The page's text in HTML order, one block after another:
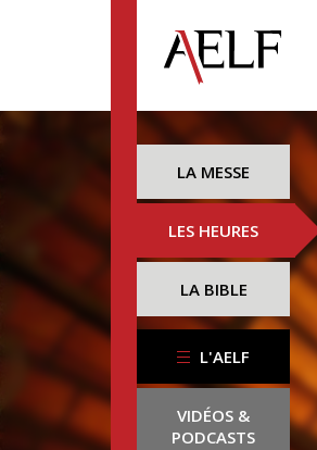
LA MESSE
LES HEURES
LA BIBLE
L'AELF
VIDÉOS &
PODCASTS